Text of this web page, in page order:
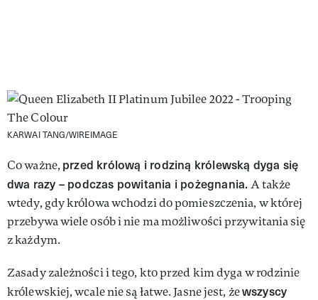
KARWAI TANG/WIREIMAGE
Co ważne, przed królową i rodziną królewską dyga się
dwa razy – podczas powitania i pożegnania. A także
wtedy, gdy królowa wchodzi do pomieszczenia, w której
przebywa wiele osób i nie ma możliwości przywitania się
z każdym.
Zasady zależności i tego, kto przed kim dyga w rodzinie
królewskiej, wcale nie są łatwe. Jasne jest, żewszyscy